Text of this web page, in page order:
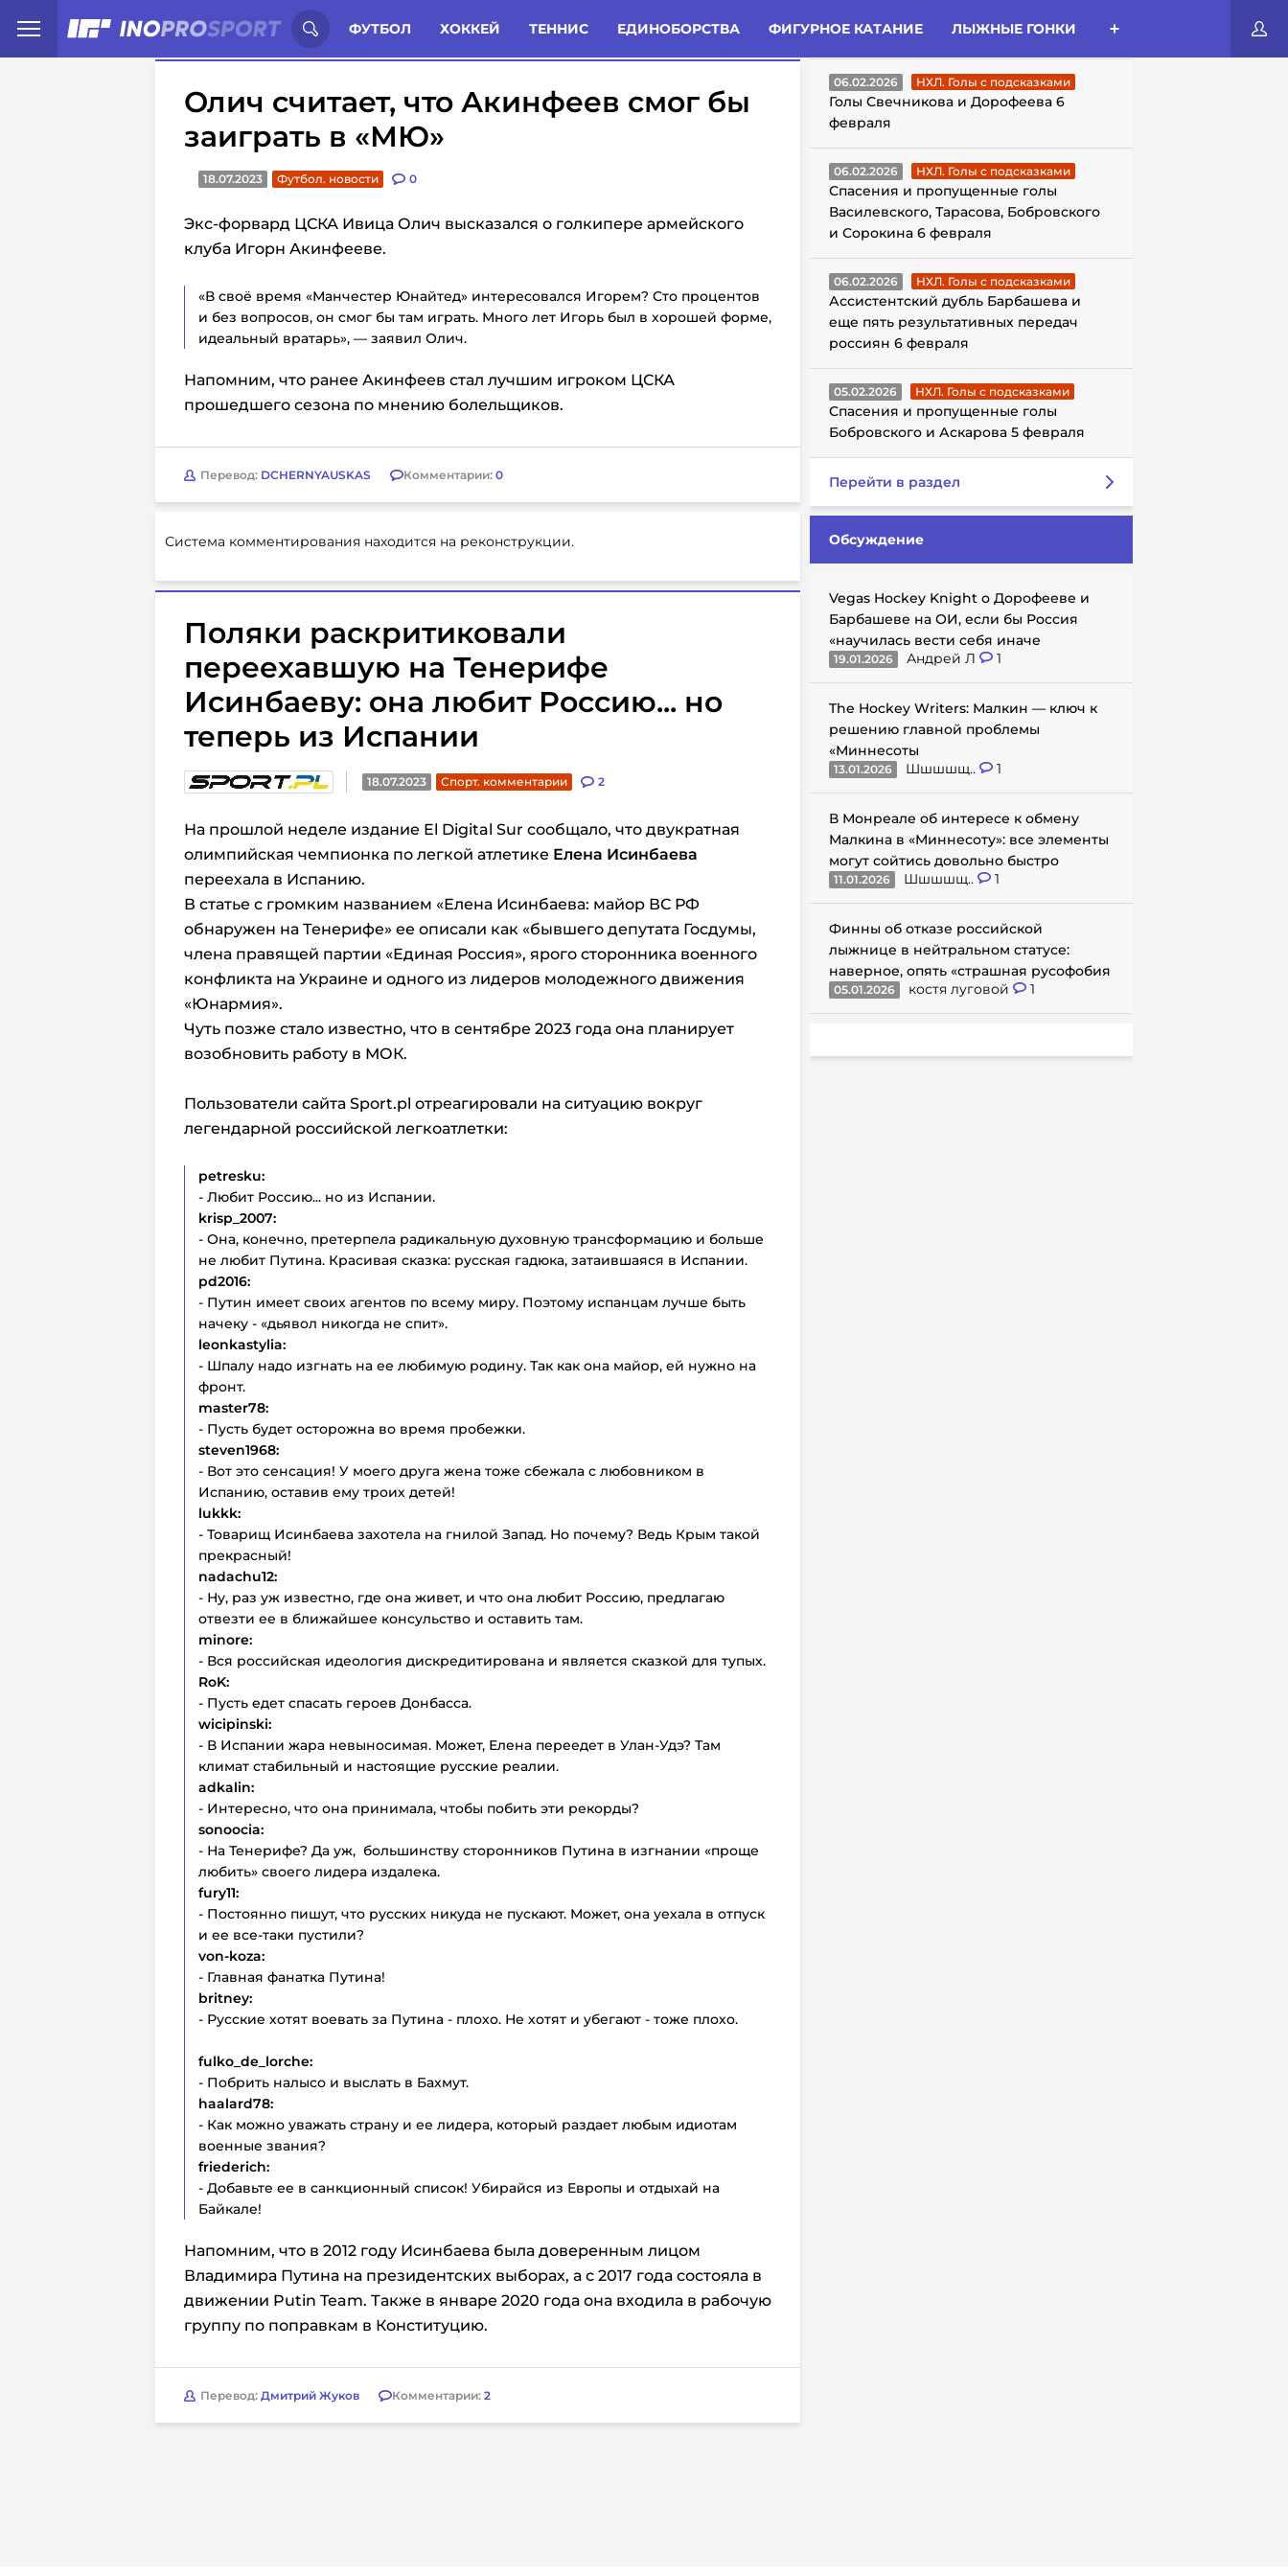
ФУТБОЛ ХОККЕЙ ТЕННИС ЕДИНОБОРСТВА ФИГУРНОЕ КАТАНИЕ ЛЫЖНЫЕ ГОНКИ
Иностранцы о спорте России: Статьи Комменты Новости
Олич считает, что Акинфеев смог бы
заиграть в «МЮ»
18.07.2023 Футбол. новости 0
Экс-форвард ЦСКА Ивица Олич высказался о голкипере армейского
клуба Игорн Акинфееве.
«В своё время «Манчестер Юнайтед» интересовался Игорем? Сто процентов
и без вопросов, он смог бы там играть. Много лет Игорь был в хорошей форме,
идеальный вратарь», — заявил Олич.
Напомним, что ранее Акинфеев стал лучшим игроком ЦСКА
прошедшего сезона по мнению болельщиков.
Перевод: DCHERNYAUSKAS Комментарии: 0
Система комментирования находится на реконструкции.
Поляки раскритиковали
переехавшую на Тенерифе
Исинбаеву: она любит Россию... но
теперь из Испании
18.07.2023 Спорт. комментарии 2
На прошлой неделе издание El Digital Sur сообщало, что двукратная
олимпийская чемпионка по легкой атлетике Елена Исинбаева
переехала в Испанию.
В статье с громким названием «Елена Исинбаева: майор ВС РФ
обнаружен на Тенерифе» ее описали как «бывшего депутата Госдумы,
члена правящей партии «Единая Россия», ярого сторонника военного
конфликта на Украине и одного из лидеров молодежного движения
«Юнармия».
Чуть позже стало известно, что в сентябре 2023 года она планирует
возобновить работу в МОК.
Пользователи сайта Sport.pl отреагировали на ситуацию вокруг
легендарной российской легкоатлетки:
petresku:
- Любит Россию... но из Испании.
krisp_2007:
- Она, конечно, претерпела радикальную духовную трансформацию и больше
не любит Путина. Красивая сказка: русская гадюка, затаившаяся в Испании.
pd2016:
- Путин имеет своих агентов по всему миру. Поэтому испанцам лучше быть
начеку - «дьявол никогда не спит».
leonkastylia:
- Шпалу надо изгнать на ее любимую родину. Так как она майор, ей нужно на
фронт.
master78:
- Пусть будет осторожна во время пробежки.
steven1968:
- Вот это сенсация! У моего друга жена тоже сбежала с любовником в
Испанию, оставив ему троих детей!
lukkk:
- Товарищ Исинбаева захотела на гнилой Запад. Но почему? Ведь Крым такой
прекрасный!
nadachu12:
- Ну, раз уж известно, где она живет, и что она любит Россию, предлагаю
отвезти ее в ближайшее консульство и оставить там.
minore:
- Вся российская идеология дискредитирована и является сказкой для тупых.
RoK:
- Пусть едет спасать героев Донбасса.
wicipinski:
- В Испании жара невыносимая. Может, Елена переедет в Улан-Удэ? Там
климат стабильный и настоящие русские реалии.
adkalin:
- Интересно, что она принимала, чтобы побить эти рекорды?
sonoocia:
- На Тенерифе? Да уж, большинству сторонников Путина в изгнании «проще
любить» своего лидера издалека.
fury11:
- Постоянно пишут, что русских никуда не пускают. Может, она уехала в отпуск
и ее все-таки пустили?
von-koza:
- Главная фанатка Путина!
britney:
- Русские хотят воевать за Путина - плохо. Не хотят и убегают - тоже плохо.
fulko_de_lorche:
- Побрить налысо и выслать в Бахмут.
haalard78:
- Как можно уважать страну и ее лидера, который раздает любым идиотам
военные звания?
friederich:
- Добавьте ее в санкционный список! Убирайся из Европы и отдыхай на
Байкале!
Напомним, что в 2012 году Исинбаева была доверенным лицом
Владимира Путина на президентских выборах, а с 2017 года состояла в
движении Putin Team. Также в январе 2020 года она входила в рабочую
группу по поправкам в Конституцию.
Перевод: Дмитрий Жуков Комментарии: 2
ГОЛЫ С ПОДСКАЗКАМИ
06.02.2026 НХЛ. Голы с подсказками
Голы Свечникова и Дорофеева 6
февраля
06.02.2026 НХЛ. Голы с подсказками
Спасения и пропущенные голы
Василевского, Тарасова, Бобровского
и Сорокина 6 февраля
06.02.2026 НХЛ. Голы с подсказками
Ассистентский дубль Барбашева и
еще пять результативных передач
россиян 6 февраля
05.02.2026 НХЛ. Голы с подсказками
Спасения и пропущенные голы
Бобровского и Аскарова 5 февраля
Перейти в раздел
Обсуждение
Vegas Hockey Knight о Дорофееве и
Барбашеве на ОИ, если бы Россия
«научилась вести себя иначе
19.01.2026 Андрей Л 1
The Hockey Writers: Малкин — ключ к
решению главной проблемы
«Миннесоты
13.01.2026 Шшшшщ.. 1
В Монреале об интересе к обмену
Малкина в «Миннесоту»: все элементы
могут сойтись довольно быстро
11.01.2026 Шшшшщ.. 1
Финны об отказе российской
лыжнице в нейтральном статусе:
наверное, опять «страшная русофобия
05.01.2026 костя луговой 1